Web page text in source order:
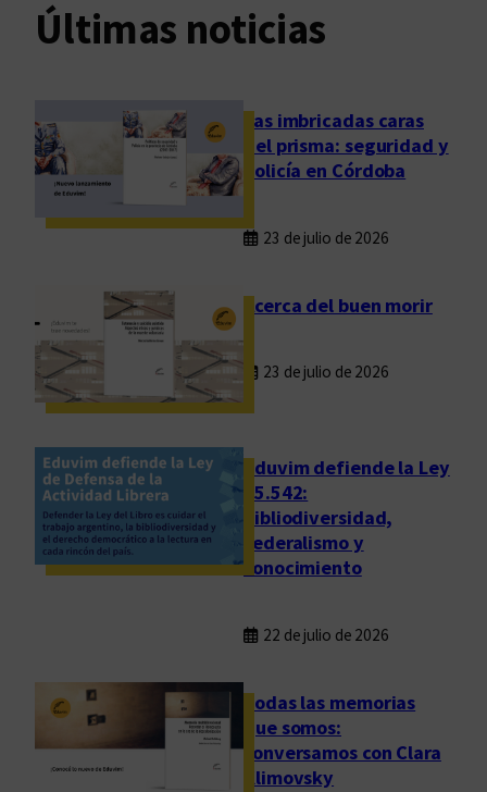
Últimas noticias
Las imbricadas caras
del prisma: seguridad y
policía en Córdoba
23 de julio de 2026
Acerca del buen morir
23 de julio de 2026
Eduvim defiende la Ley
25.542:
bibliodiversidad,
federalismo y
conocimiento
22 de julio de 2026
Todas las memorias
que somos:
conversamos con Clara
Klimovsky